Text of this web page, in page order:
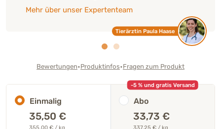
Mehr über unser Expertenteam
Tierärztin Paula Haase
Bewertungen•Produktinfos•Fragen zum Produkt
Einmalig
35,50 €
355,00 € / kg
-5 % und gratis Versand
Abo
33,73 €
337,25 € / kg